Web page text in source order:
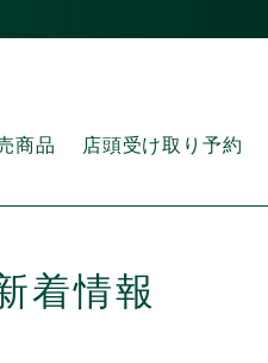
商品 店頭受け取り予約
着情報